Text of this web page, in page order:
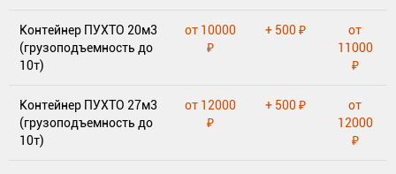
Контейнер ПУХТО 20м3
(грузоподъемность до
10т)
от 10000
₽
+ 500 ₽
от
11000
₽
Контейнер ПУХТО 27м3
(грузоподъемность до
10т)
от 12000
₽
+ 500 ₽
от
12000
₽